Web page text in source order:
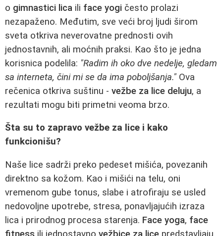
o gimnastici lica ili face yogi često prolazi
nezapaženo. Međutim, sve veći broj ljudi širom
sveta otkriva neverovatne prednosti ovih
jednostavnih, ali moćnih praksi. Kao što je jedna
korisnica podelila: "Radim ih oko dve nedelje, gledam
sa interneta, čini mi se da ima poboljšanja." Ova
rečenica otkriva suštinu - vežbe za lice deluju, a
rezultati mogu biti primetni veoma brzo.
Šta su to zapravo vežbe za lice i kako
funkcionišu?
Naše lice sadrži preko pedeset mišića, povezanih
direktno sa kožom. Kao i mišići na telu, oni
vremenom gube tonus, slabe i atrofiraju se usled
nedovoljne upotrebe, stresa, ponavljajućih izraza
lica i prirodnog procesa starenja. Face yoga, face